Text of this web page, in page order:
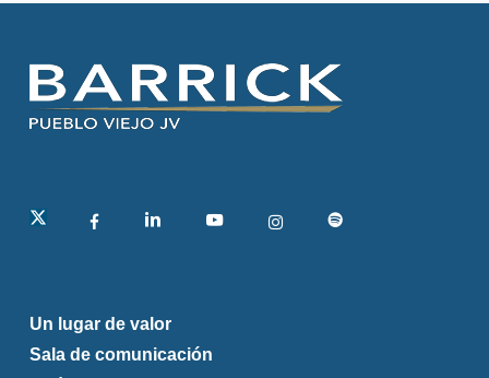
linkedin
Un lugar de valor
Sala de comunicación